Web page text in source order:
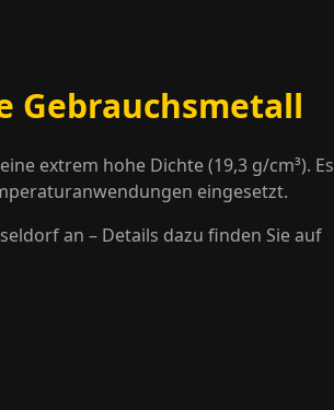
Gebrauchsmetall
extrem hohe Dichte (19,3 g/cm³). Es
eingesetzt.
an – Details dazu finden Sie auf